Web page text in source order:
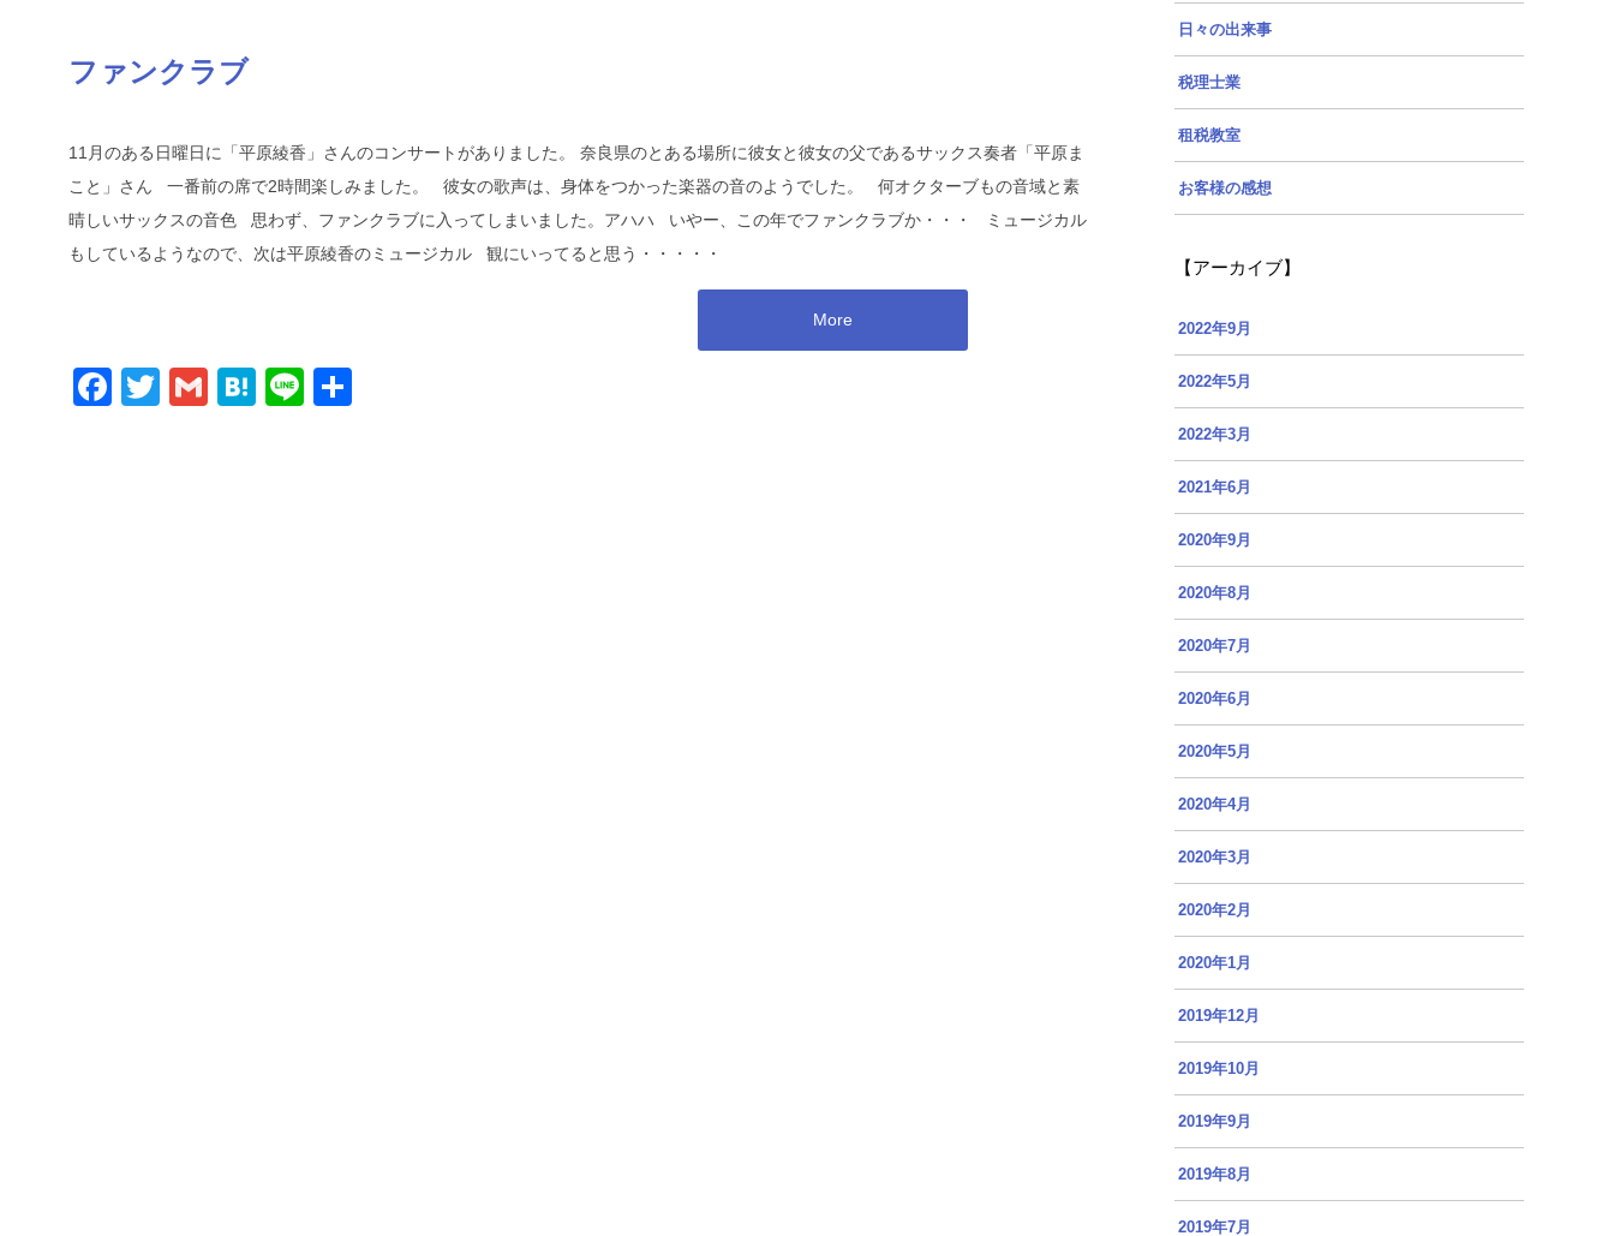
ファンクラブ
11月のある日曜日に「平原綾香」さんのコンサートがありました。 奈良県のとある場所に彼女と彼女の父であるサックス奏者「平原ま
こと」さん 一番前の席で2時間楽しみました。 彼女の歌声は、身体をつかった楽器の音のようでした。 何オクターブもの音域と素
晴しいサックスの音色 思わず、ファンクラブに入ってしまいました。アハハ いやー、この年でファンクラブか・・・ ミュージカル
もしているようなので、次は平原綾香のミュージカル 観にいってると思う・・・・・
More
Facebook
Twitter
GmailHatena
Line
日々の出来事
税理士業
租税教室
お客様の感想
【アーカイブ】
2022年9月
2022年5月
2022年3月
2021年6月
2020年9月
2020年8月
2020年7月
2020年6月
2020年5月
2020年4月
2020年3月
2020年2月
2020年1月
2019年12月
2019年10月
2019年9月
2019年8月
2019年7月